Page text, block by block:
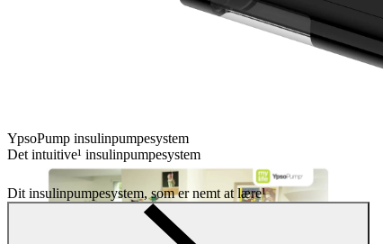
YpsoPump insulinpumpesystem
Det intuitive¹ insulinpumpesystem
Dit insulinpumpesystem, som er nemt at lære¹